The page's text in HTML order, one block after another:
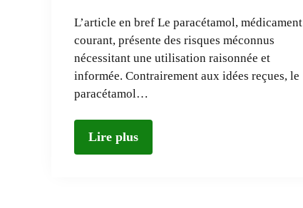
L’article en bref Le paracétamol, médicament
courant, présente des risques méconnus
nécessitant une utilisation raisonnée et
informée. Contrairement aux idées reçues, le
paracétamol…
Lire plus